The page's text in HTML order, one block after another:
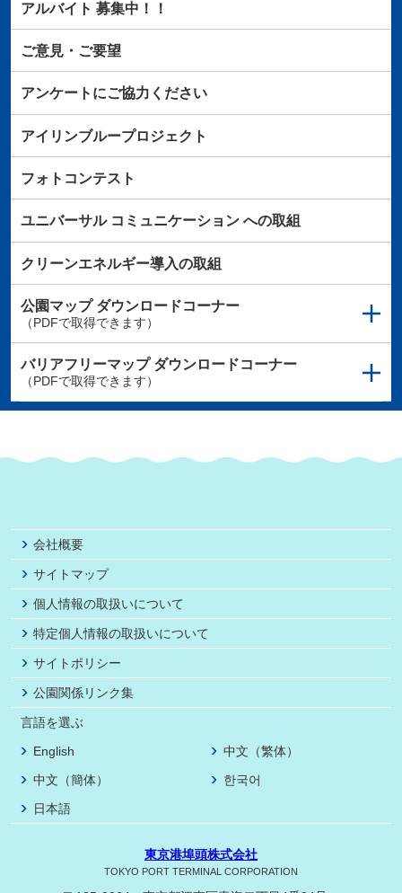
アルバイト 募集中！！
ご意見・ご要望
アンケートにご協力ください
アイリンブループロジェクト
フォトコンテスト
ユニバーサルコミュニケーションへの取組
クリーンエネルギー導入の取組
公園マップダウンロードコーナー
（PDFで取得できます）
バリアフリーマップダウンロードコーナー
（PDFで取得できます）
会社概要
サイトマップ
個人情報の取扱いについて
特定個人情報の取扱いについて
サイトポリシー
公園関係リンク集
言語を選ぶ
English
中文（繁体）
中文（簡体）
한국어
日本語
東京港埠頭株式会社
TOKYO PORT TERMINAL CORPORATION